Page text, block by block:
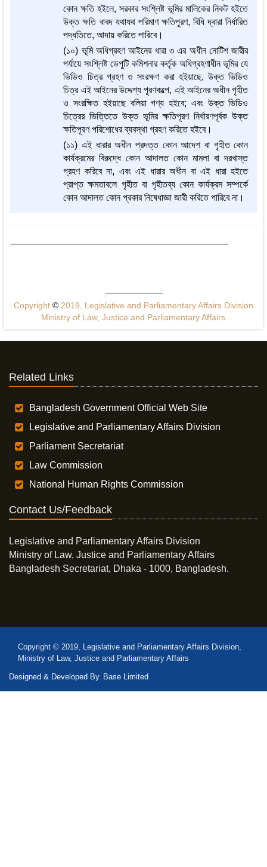
কোন ক্ষতি হইলে, সরকার সংশ্লিষ্ট ভূমির মালিকের নিকট হইতে
উক্ত ক্ষতি বাবদ যথাযথ পরিমাণ ক্ষতিপূরণ, বিধি দ্বারা নির্ধারিত
পদ্ধতিতে, আদায় করিতে পারিবে।
(১০) ভূমি অধিগ্রহণ আইনের ধারা ৩ এর অধীন নোটিশ জারীর
পর্যায়ে সংশ্লিষ্ট ডেপুটি কমিশনার কর্তৃক অধিগ্রহণাধীন ভূমির যে
ভিডিও চিত্র গ্রহণ ও সংরক্ষণ করা হইয়াছে, উক্ত ভিডিও
চিত্র এই আইনের উদ্দেশ্য পূরণকল্পে, এই আইনের অধীন গৃহীত
ও সংরক্ষিত হইয়াছে বলিয়া গণ্য হইবে; এবং উক্ত ভিডিও
চিত্রের ভিত্তিতে উক্ত ভূমির ক্ষতিপূরণ নির্ধারণপূর্বক উক্ত
ক্ষতিপূরণ পরিশোধের ব্যবস্থা গ্রহণ করিতে হইবে।
(১১) এই ধারার অধীন প্রদত্ত কোন আদেশ বা গৃহীত কোন
কার্যক্রমের বিরুদ্ধে কোন আদালত কোন মামলা বা দরখাস্ত
গ্রহণ করিবে না, এবং এই ধারার অধীন বা এই ধারা হইতে
প্রাপ্ত ক্ষমতাবলে গৃহীত বা গৃহীতব্য কোন কার্যক্রম সম্পর্কে
কোন আদালত কোন প্রকার নিষেধাজ্ঞা জারী করিতে পারিবে না।
Copyright ©2019, Legislative and Parliamentary Affairs Division
Ministry of Law, Justice and Parliamentary Affairs
Related Links
Bangladesh Government Official Web Site
Legislative and Parliamentary Affairs Division
Parliament Secretariat
Law Commission
National Human Rights Commission
Contact Us/Feedback
Legislative and Parliamentary Affairs Division
Ministry of Law, Justice and Parliamentary Affairs
Bangladesh Secretariat, Dhaka - 1000, Bangladesh.
Copyright © 2019, Legislative and Parliamentary Affairs Division,
Ministry of Law, Justice and Parliamentary Affairs
Designed & Developed By Base Limited